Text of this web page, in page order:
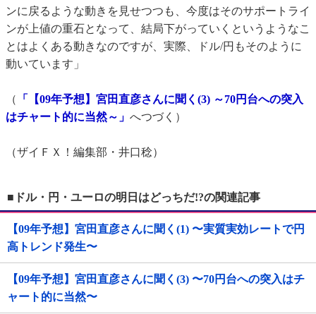
ンに戻るような動きを見せつつも、今度はそのサポートライ
ンが上値の重石となって、結局下がっていくというようなこ
とはよくある動きなのですが、実際、ドル/円もそのように
動いています」
（
「【09年予想】宮田直彦さんに聞く(3) ～70円台への突入
はチャート的に当然～」 へつづく）
（ザイＦＸ！編集部・井口稔）
■ドル・円・ユーロの明日はどっちだ!?の関連記事
【09年予想】宮田直彦さんに聞く(1) 〜実質実効レートで円
高トレンド発生〜
【09年予想】宮田直彦さんに聞く(3) 〜70円台への突入はチ
ャート的に当然〜